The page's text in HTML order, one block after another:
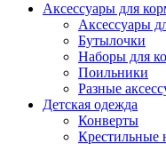
Аксессуары для
Аксессуары
Бутылочки
Наборы для
Поильники
Разные
Детская одежда
Конверты
Крестильные